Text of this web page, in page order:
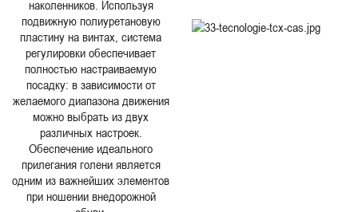
наколенников. Используя
подвижную полиуретановую
пластину на винтах, система
регулировки обеспечивает
полностью настраиваемую
посадку: в зависимости от
желаемого диапазона движения
можно выбрать из двух
различных настроек.
Обеспечение идеального
прилегания голени является
одним из важнейших элементов
при ношении внедорожной